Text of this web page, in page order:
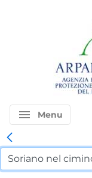
menu Menu